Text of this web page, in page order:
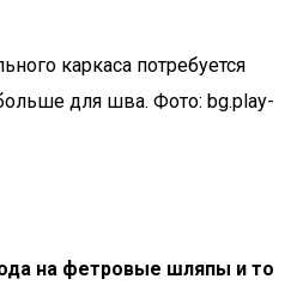
каркаса потребуется
для шва. Фото: bg.play-
на фетровые шляпы и то